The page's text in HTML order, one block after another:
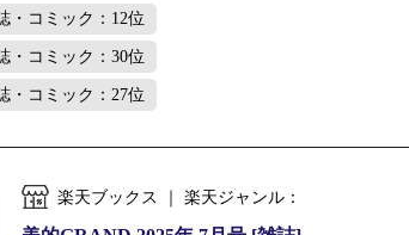
・コミック：12位
・コミック：30位
・コミック：27位
楽天ブックス ｜ 楽天ジャンル：